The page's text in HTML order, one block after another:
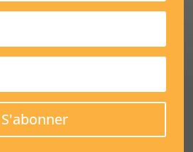
S'abonner